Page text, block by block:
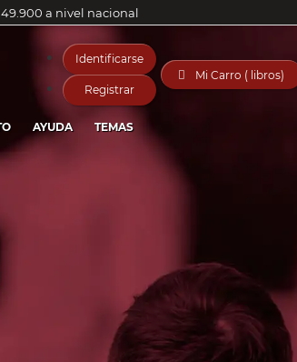
a nivel nacional
Identificarse
Registrar
 Mi Carro ( libros)
AYUDA TEMAS